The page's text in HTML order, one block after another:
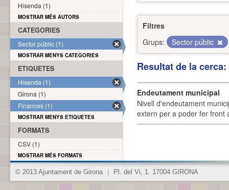
Filtres
Grups:
Sector públic
Resultat de la
Endeutament municipal
Nivell d'endeutament
extern per a poder fer front
Hisenda (1)
MOSTRAR MÉS AUTORS
CATEGORIES
Sector públic (1)
MOSTRAR MENYS CATEGORIES
ETIQUETES
Hisenda (1)
Girona (1)
Finances (1)
MOSTRAR MENYS ETIQUETES
FORMATS
CSV (1)
MOSTRAR MÉS FORMATS
© 2013 Ajuntament de Girona Pl. del Vi, 1. 17004 GIRONA